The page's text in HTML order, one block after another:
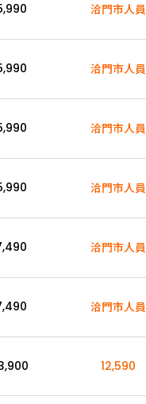
洽門市人員
洽門市人員
洽門市人員
洽門市人員
洽門市人員
洽門市人員
12,590